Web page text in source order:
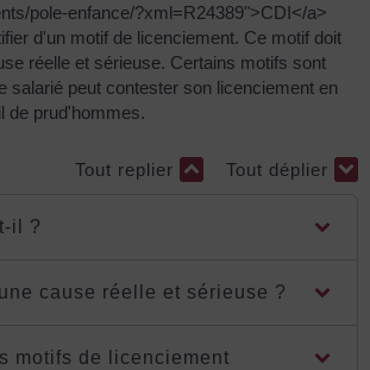
pole-enfance/?xml=R24389">CDI</a>
d'un motif de licenciement. Ce motif doit
réelle et sérieuse. Certains motifs sont
salarié peut contester son licenciement en
de prud'hommes.
Tout replier Tout déplier
il ?
cause réelle et sérieuse ?
motifs de licenciement